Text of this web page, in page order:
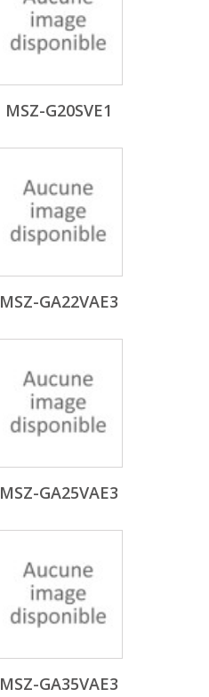
MSZ-G20SVE1
MSZ-GA22VAE3
MSZ-GA25VAE3
MSZ-GA35VAE3